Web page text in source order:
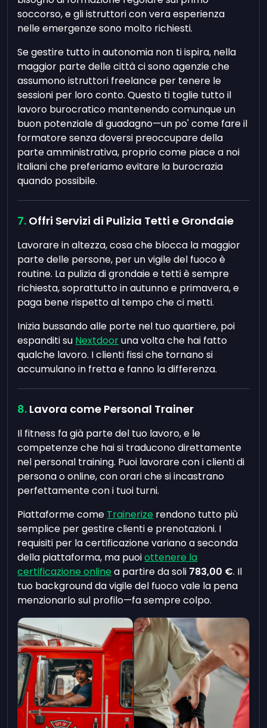
soccorso, e gli istruttori con vera esperienza
nelle emergenze sono molto richiesti.
Se gestire tutto in autonomia non ti ispira, nella
maggior parte delle città ci sono agenzie che
assumono istruttori freelance per tenere le
sessioni per loro conto. Questo ti toglie tutto il
lavoro burocratico mantenendo comunque un
buon potenziale di guadagno—un po' come fare il
formatore senza doversi preoccupare della
parte amministrativa, proprio come piace a noi
italiani che preferiamo evitare la burocrazia
quando possibile.
Offri Servizi di Pulizia Tetti e Grondaie
Lavorare in altezza, cosa che blocca la maggior
parte delle persone, per un vigile del fuoco è
routine. La pulizia di grondaie e tetti è sempre
richiesta, soprattutto in autunno e primavera, e
paga bene rispetto al tempo che ci metti.
Inizia bussando alle porte nel tuo quartiere, poi
espanditi su Nextdooruna volta che hai fatto
qualche lavoro. I clienti fissi che tornano si
accumulano in fretta e fanno la differenza.
Lavora come Personal Trainer
Il fitness fa già parte del tuo lavoro, e le
competenze che hai si traducono direttamente
nel personal training. Puoi lavorare con i clienti di
persona o online, con orari che si incastrano
perfettamente con i tuoi turni.
Piattaforme come Trainerize rendono tutto più
semplice per gestire clienti e prenotazioni. I
requisiti per la certificazione variano a seconda
della piattaforma, ma puoiottenere la
certificazione online a partire da soli 783,00 €. Il
tuo background da vigile del fuoco vale la pena
menzionarlo sul profilo—fa sempre colpo.